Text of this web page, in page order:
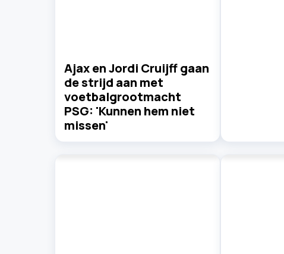
Ajax en Jordi Cruijff gaan
de strijd aan met
voetbalgrootmacht
PSG: 'Kunnen hem niet
missen'